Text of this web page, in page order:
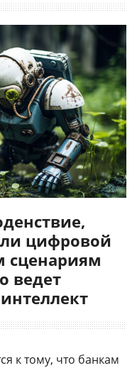
цифровой
сценариям
ведет
к тому, что банкам